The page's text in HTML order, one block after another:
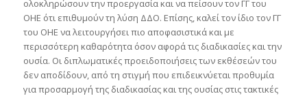
ολοκληρώσουν την προεργασία και να πείσουν τον ΓΓ του
ΟΗΕ ότι επιθυμούν τη λύση ΔΔΟ. Επίσης, καλεί τον ίδιο τον ΓΓ
του ΟΗΕ να λειτουργήσει πιο αποφασιστικά και με
περισσότερη καθαρότητα όσον αφορά τις διαδικασίες και την
ουσία. Οι διπλωματικές προειδοποιήσεις των εκθέσεών του
δεν αποδίδουν, από τη στιγμή που επιδεικνύεται προθυμία
για προσαρμογή της διαδικασίας και της ουσίας στις τακτικές